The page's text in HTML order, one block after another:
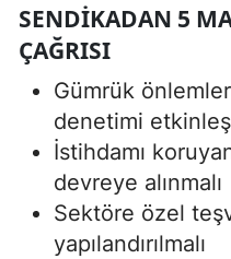
SENDIKADAN 5
ÇAĞRISI
Gümrük
denetimi
İstihdamı
devreye alınmalı
Sektöre özel
yapılandırılmalı